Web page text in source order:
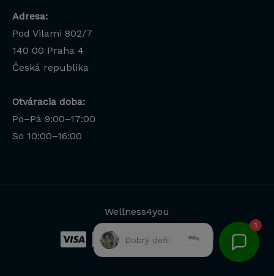
Adresa:
Pod Vilami 802/7
140 00 Praha 4
Česká republika
Otváracia doba:
Po–Pá 9:00–17:00
So 10:00–16:00
Wellness4you
1
Dobrý deň!
Lucia